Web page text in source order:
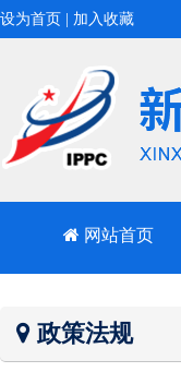
设为首页 加入收藏
网站首页
政策法规